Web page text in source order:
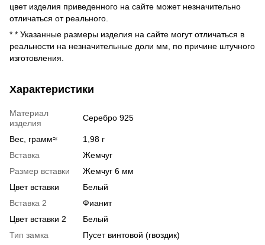
цвет изделия приведенного на сайте может незначительно
отличаться от реального.
* * Указанные размеры изделия на сайте могут отличаться в
реальности на незначительные доли мм, по причине штучного
изготовления.
Характеристики
Материал
изделия
Серебро 925
Вес, грамм≈
1,98 г
Вставка
Жемчуг
Размер вставки
Жемчуг 6 мм
Цвет вставки
Белый
Вставка 2
Фианит
Цвет вставки 2
Белый
Тип замка
Пусет винтовой (гвоздик)